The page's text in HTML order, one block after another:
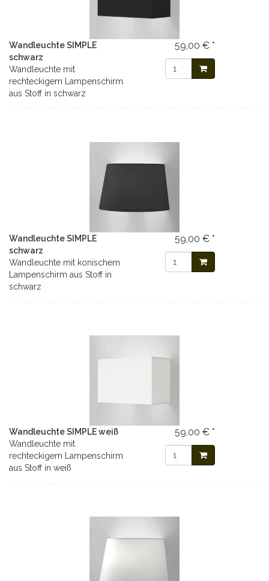
Wandleuchte SIMPLE
schwarz
Wandleuchte mit
rechteckigem Lampenschirm
aus Stoff in schwarz
59,00 € *
Wandleuchte SIMPLE
schwarz
Wandleuchte mit konischem
Lampenschirm aus Stoff in
schwarz
59,00 € *
Wandleuchte SIMPLE weiß
Wandleuchte mit
rechteckigem Lampenschirm
aus Stoff in weiß
59,00 € *